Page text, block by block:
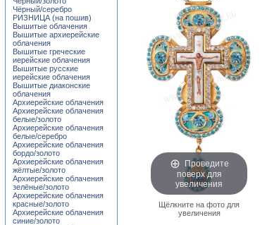
Проведите
поверх для
увеличения
Щёлкните на фото для
увеличения
Чёрный/серебро
РИЗНИЦА (на пошив)
Вышитые облачения
Вышитые архиерейские
облачения
Вышитые греческие
иерейские облачения
Вышитые русские
иерейские облачения
Вышитые диаконские
облачения
Архиерейские облачения
Архиерейские облачения
белые/золото
Архиерейские облачения
белые/серебро
Архиерейские облачения
бордо/золото
Архиерейские облачения
жёлтые/золото
Архиерейские облачения
зелёные/золото
Архиерейские облачения
красные/золото
Архиерейские облачения
синие/золото